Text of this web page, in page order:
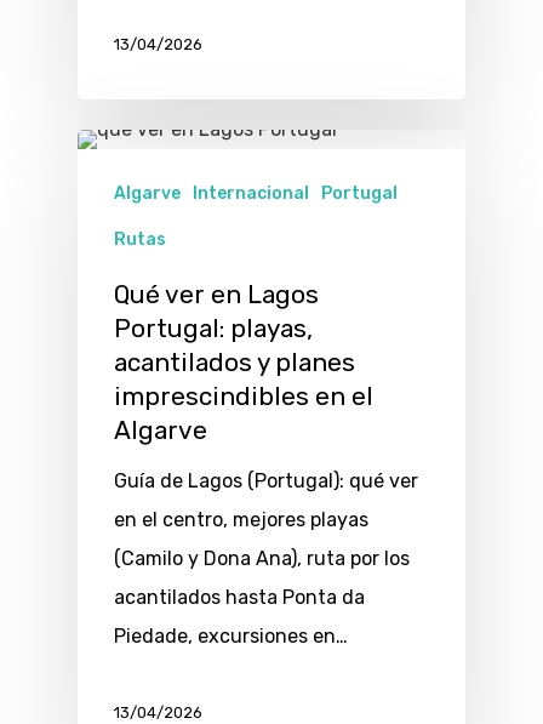
13/04/2026
Algarve Internacional Portugal
Rutas
Qué ver en Lagos
Portugal: playas,
acantilados y planes
imprescindibles en el
Algarve
Guía de Lagos (Portugal): qué ver
en el centro, mejores playas
(Camilo y Dona Ana), ruta por los
acantilados hasta Ponta da
Piedade, excursiones en…
13/04/2026